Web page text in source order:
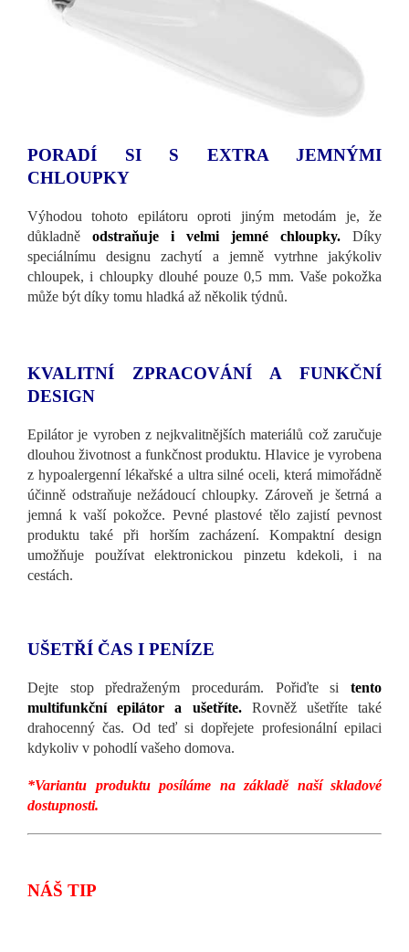
PORADÍ SI S EXTRA JEMNÝMI
CHLOUPKY
Výhodou tohoto epilátoru oproti jiným metodám je, že
důkladně odstraňuje i velmi jemné chloupky. Díky
speciálnímu designu zachytí a jemně vytrhne jakýkoliv
chloupek,i chloupky dlouhé pouze 0,5 mm. Vaše pokožka
může být díky tomu hladká až několik týdnů.
KVALITNÍ ZPRACOVÁNÍ A FUNKČNÍ
DESIGN
Epilátor je vyroben z nejkvalitnějších materiálů což zaručuje
dlouhou životnost a funkčnost produktu. Hlavice je vyrobena
z hypoalergenní lékařské a ultra silné oceli, která mimořádně
účinně odstraňuje nežádoucí chloupky. Zároveň je šetrná a
jemná k vaší pokožce. Pevné plastové tělo zajistí pevnost
produktu také při horším zacházení. Kompaktní design
umožňuje používat elektronickou pinzetu kdekoli, i na
cestách.
UŠETŘÍ ČAS I PENÍZE
Dejte stop předraženým procedurám. Pořiďte si tento
multifunkční epilátor
a ušetříte.Rovněž ušetříte také
drahocenný čas. Od teď si dopřejete profesionální epilaci
kdykoliv v pohodlí vašeho domova.
*Variantu produktu posíláme na základě naší skladové
dostupnosti.
NÁŠ TIP